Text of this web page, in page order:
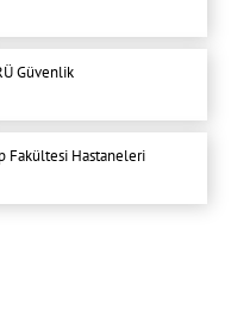
Güvenlik
Fakültesi Hastaneleri